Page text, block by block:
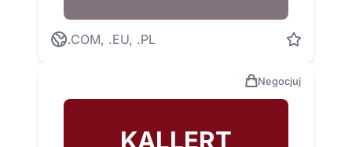
.COM, .EU, .PL
Negocjuj
KALLERT